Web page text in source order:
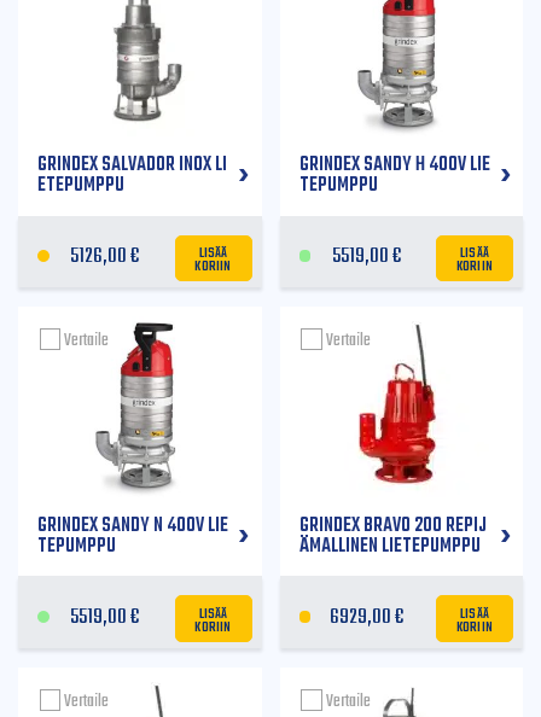
GRINDEX SALVADOR INOX LI
ETEPUMPPU
5126,00€ LISÄÄ
KORIIN
GRINDEX SANDY H 400V LIE
TEPUMPPU
5519,00€ LISÄÄ
KORIIN
GRINDEX SANDY N 400V LIE
TEPUMPPU
5519,00€ LISÄÄ
KORIIN
Vertaile
GRINDEX BRAVO 200 REPIJ
ÄMALLINEN LIETEPUMPPU
6929,00€ LISÄÄ
KORIIN
Vertaile
Vertaile Vertaile